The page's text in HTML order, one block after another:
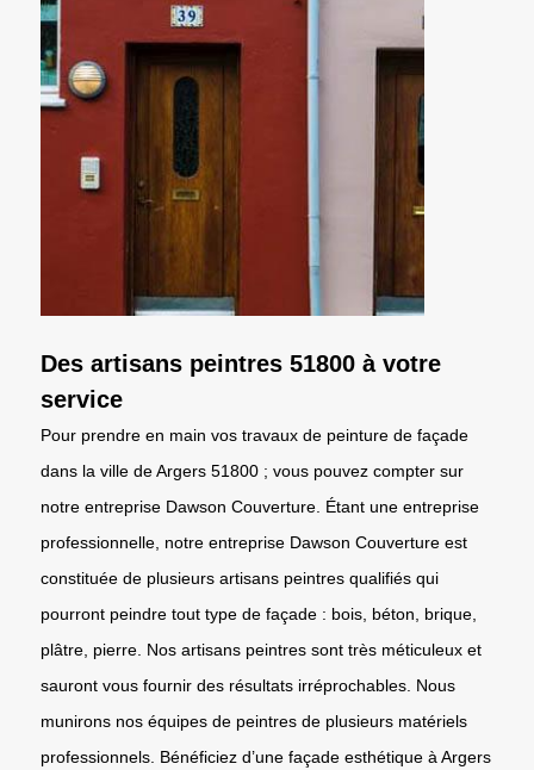
Des artisans peintres 51800 à votre
service
Pour prendre en main vos travaux de peinture de façade
dans la ville de Argers 51800 ; vous pouvez compter sur
notre entreprise Dawson Couverture. Étant une entreprise
professionnelle, notre entreprise Dawson Couverture est
constituée de plusieurs artisans peintres qualifiés qui
pourront peindre tout type de façade : bois, béton, brique,
plâtre, pierre. Nos artisans peintres sont très méticuleux et
sauront vous fournir des résultats irréprochables. Nous
munirons nos équipes de peintres de plusieurs matériels
professionnels. Bénéficiez d’une façade esthétique à Argers